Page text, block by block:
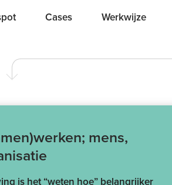
Cases Werkwijze
mens,
is het “weten hoe” belangrijker